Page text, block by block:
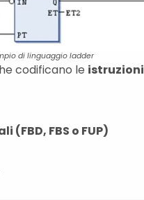
di linguaggio ladder
codificano le istruzioni
FBS o FUP)